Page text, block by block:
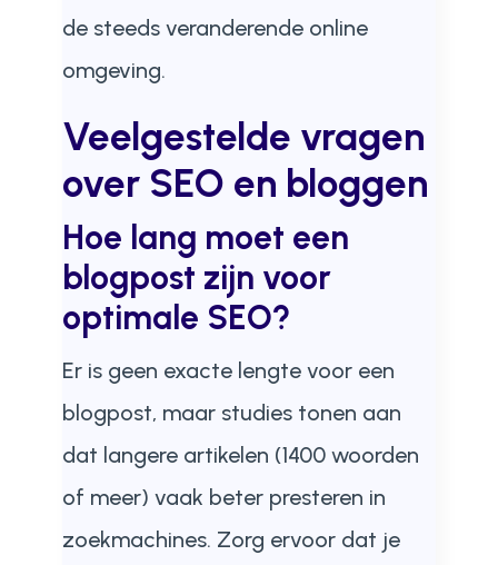
de steeds veranderende online
omgeving.
Veelgestelde vragen
over SEO en bloggen
Hoe lang moet een
blogpost zijn voor
optimale SEO?
Er is geen exacte lengte voor een
blogpost, maar studies tonen aan
dat langere artikelen (1400 woorden
of meer) vaak beter presteren in
zoekmachines. Zorg ervoor dat je